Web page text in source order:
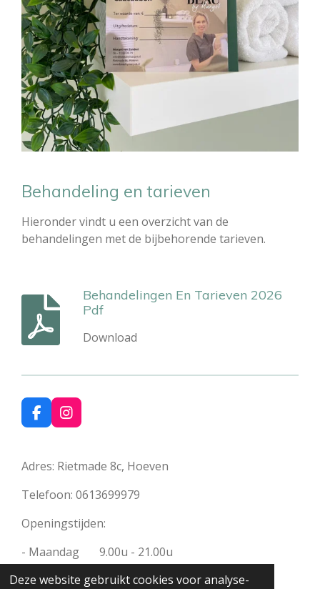
Deze website gebruikt cookies voor analyse-
Behandeling en tarieven
Hieronder vindt u een overzicht van de
behandelingen met de bijbehorende tarieven.
Behandelingen En Tarieven 2026
Pdf
Download
F
a
b
o
I
n
t
a
r
m
Adres: Rietmade 8c, Hoeven
Telefoon: 0613699979
Openingstijden:
- Maandag 9.00u - 21.00u
- Woensdag 9.00u - 21.00u